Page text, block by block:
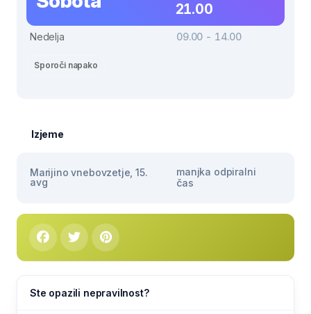
21.00
Nedelja 09.00 - 14.00
Sporoči napako
Izjeme
Marijino vnebovzetje, 15.
avg
manjka odpiralni
čas
Ste opazili nepravilnost?